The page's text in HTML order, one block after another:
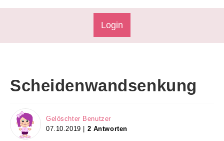
Login
Scheidenwandsenkung
Gelöschter Benutzer
07.10.2019 | 2 Antworten